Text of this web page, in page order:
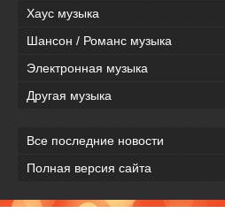
Хаус музыка
Шансон / Романс музыка
Электронная музыка
Другая музыка
Все последние новости
Полная версия сайта